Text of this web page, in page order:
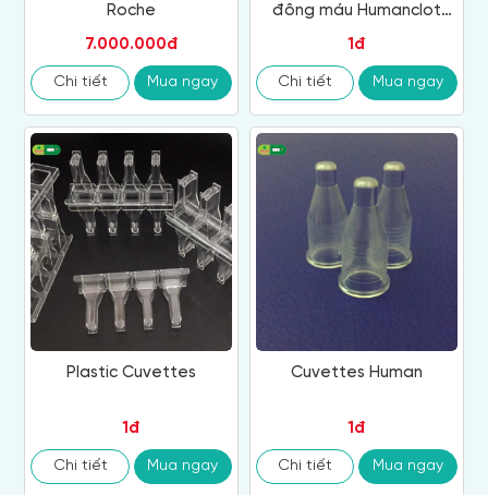
Roche
7.000.000đ
Chi tiết Mua ngay
đông máu Humanclot
1đ
Chi tiết Mua ngay
Plastic Cuvettes
1đ
Chi tiết Mua ngay
Cuvettes Human
1đ
Chi tiết Mua ngay